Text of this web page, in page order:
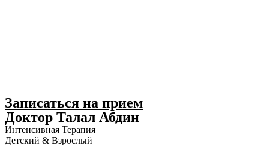
Записаться на прием
Доктор Талал Абдин
Интенсивная Терапия
Детский & Взрослый